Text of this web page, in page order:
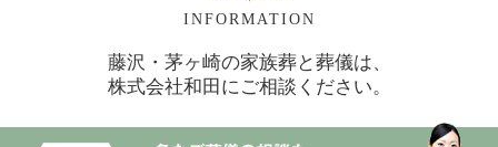
INFORMATION
藤沢・茅ヶ崎の家族葬と葬儀は、
株式会社和田にご相談ください。